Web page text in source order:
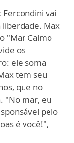
vai
liberdade. Max
"Mar Calmo
os
ele soma
tem seu
que no
"No mar, eu
pelo
é você!",